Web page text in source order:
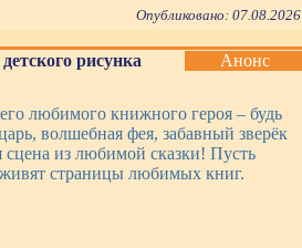
Опубликовано: 07.08.2026
рисунка
Анонс
любимого книжного героя – будь
волшебная фея, забавный зверёк
сцена из любимой сказки! Пусть
страницы любимых книг.